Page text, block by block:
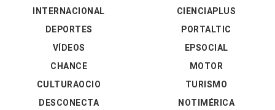
INTERNACIONAL
DEPORTES
VÍDEOS
CIENCIAPLUS
PORTALTIC
EPSOCIAL
CHANCE
CULTURAOCIO
DESCONECTA
MOTOR
TURISMO
NOTIMÉRICA